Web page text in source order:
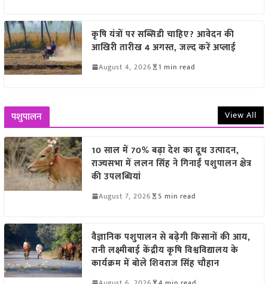
कृषि यंत्रों पर सब्सिडी चाहिए? आवेदन की
आखिरी तारीख 4 अगस्त, जल्द करें अप्लाई
August 4, 2026 1 min read
पशुपालन View All
10 साल में 70% बढ़ा देश का दूध उत्पादन,
राज्यसभा में ललन सिंह ने गिनाईं पशुपालन क्षेत्र
की उपलब्धियां
August 7, 2026 5 min read
वैज्ञानिक पशुपालन से बढ़ेगी किसानों की आय,
रानी लक्ष्मीबाई केंद्रीय कृषि विश्वविद्यालय के
कार्यक्रम में बोले शिवराज सिंह चौहान